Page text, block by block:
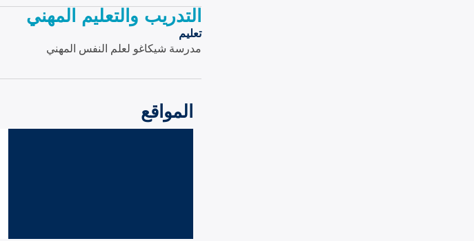
التدريب والتعليم المهني
تعليم
مدرسة شيكاغو لعلم النفس المهني
المواقع